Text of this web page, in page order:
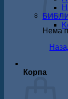
Нема
Корпа